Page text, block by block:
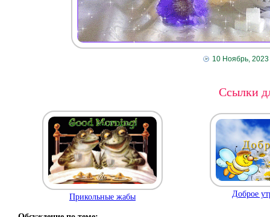
10 Ноябрь, 2023
Ссылки
Прикольные жабы Доброе